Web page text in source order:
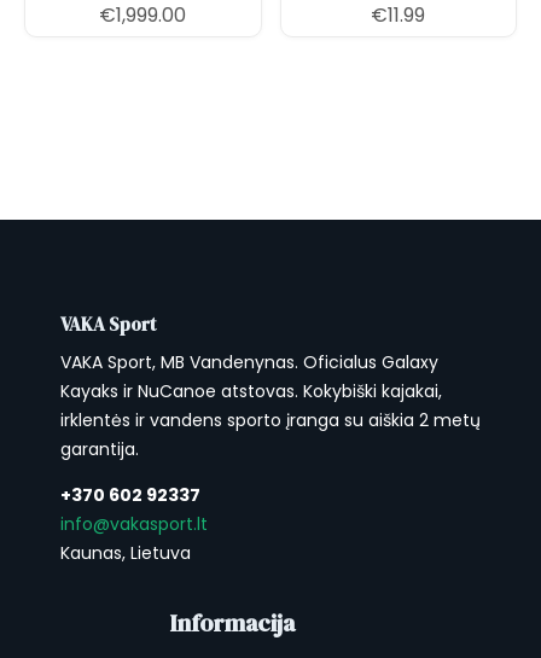
€1,999.00 €11.99
VAKA Sport
VAKA Sport, MB Vandenynas. Oficialus Galaxy
Kayaks ir NuCanoe atstovas. Kokybiški kajakai,
irklentės ir vandens sporto įranga su aiškia 2 metų
garantija.
+370 602 92337
info@vakasport.lt
Kaunas, Lietuva
Informacija